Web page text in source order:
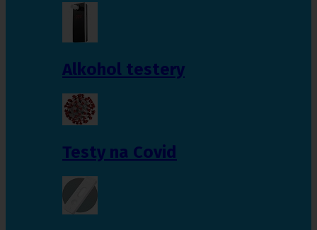
Alkohol testery
Testy na Covid